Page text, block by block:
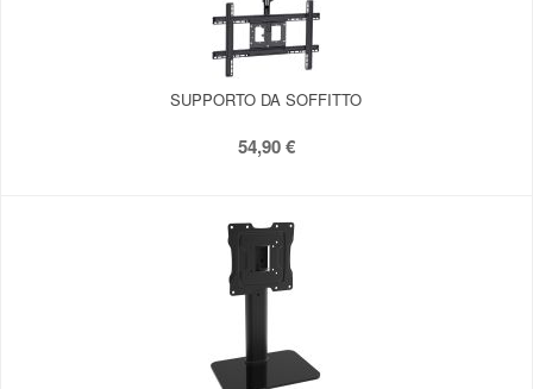
SUPPORTO DA SOFFITTO
54,90 €